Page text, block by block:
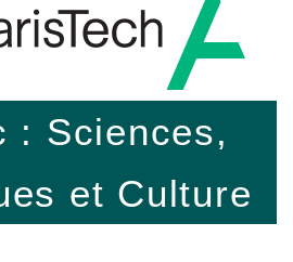
: Sciences,
et Culture